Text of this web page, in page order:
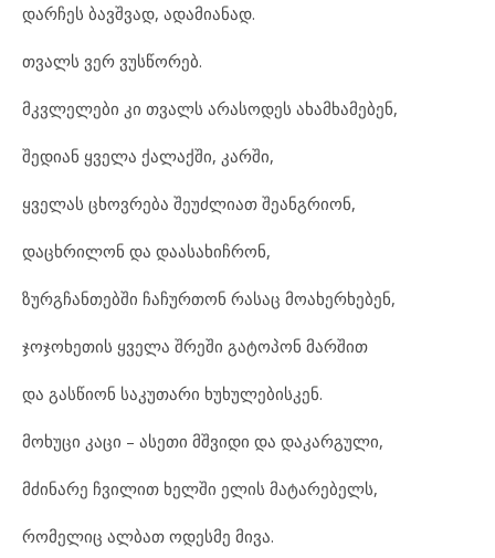
დარჩეს ბავშვად, ადამიანად.
თვალს ვერ ვუსწორებ.
მკვლელები კი თვალს არასოდეს ახამხამებენ,
შედიან ყველა ქალაქში, კარში,
ყველას ცხოვრება შეუძლიათ შეანგრიონ,
დაცხრილონ და დაასახიჩრონ,
ზურგჩანთებში ჩაჩურთონ რასაც მოახერხებენ,
ჯოჯოხეთის ყველა შრეში გატოპონ მარშით
და გასწიონ საკუთარი ხუხულებისკენ.
მოხუცი კაცი – ასეთი მშვიდი და დაკარგული,
მძინარე ჩვილით ხელში ელის მატარებელს,
რომელიც ალბათ ოდესმე მივა.